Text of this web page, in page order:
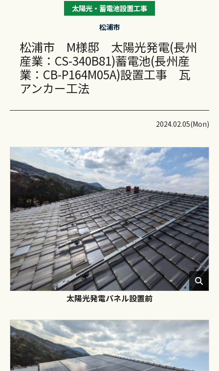
太陽光・蓄電池設置工事
松浦市
松浦市 M様邸 太陽光発電(長州
産業：CS-340B81)蓄電池(長州産
業：CB-P164M05A)設置工事 瓦
アンカー工法
2024.02.05(Mon)
太陽光発電パネル設置前